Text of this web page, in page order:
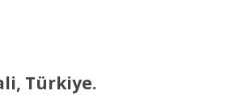
Türkiye.